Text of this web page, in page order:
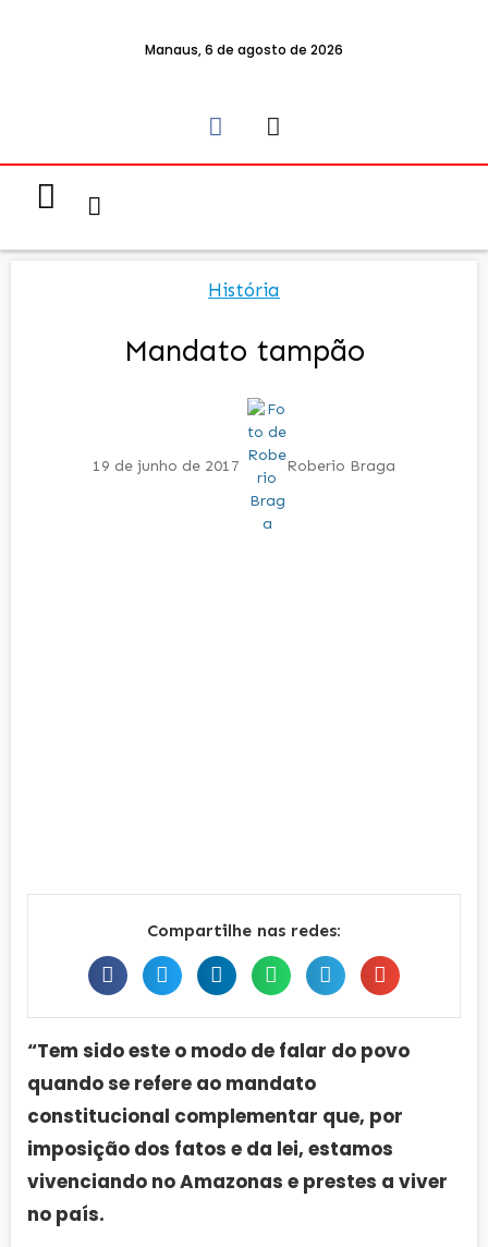
Manaus, 6 de agosto de 2026
História
Mandato tampão
19 de junho de 2017 Roberio Braga
Compartilhe nas redes:
“Tem sido este o modo de falar do povo
quando se refere ao mandato
constitucional complementar que, por
imposição dos fatos e da lei, estamos
vivenciando no Amazonas e prestes a viver
no país.